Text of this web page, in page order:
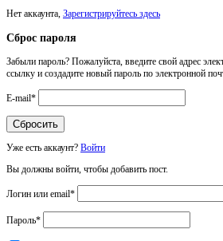
Нет аккаунта, Зарегистрируйтесь здесь
Сброс пароля
Забыли пароль? Пожалуйста, введите свой адрес
ссылку и создадите новый пароль по электронной
E-mail*
Уже есть аккаунт? Войти
Вы должны войти, чтобы добавить пост.
Логин или email*
Пароль*